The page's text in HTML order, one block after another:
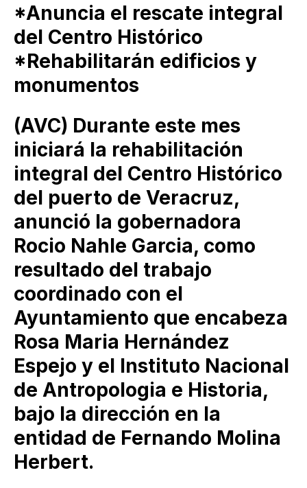
*Anuncia el rescate integral
del Centro Histórico
*Rehabilitarán edificios y
monumentos
(AVC) Durante este mes
iniciará la rehabilitación
integral del Centro Histórico
del puerto de Veracruz,
anunció la gobernadora
Rocio Nahle Garcia, como
resultado del trabajo
coordinado con el
Ayuntamiento que encabeza
Rosa Maria Hernández
Espejo y el Instituto Nacional
de Antropologia e Historia,
bajo la dirección en la
entidad de Fernando Molina
Herbert.